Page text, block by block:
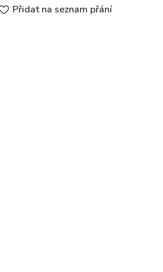
Přidat na seznam přání